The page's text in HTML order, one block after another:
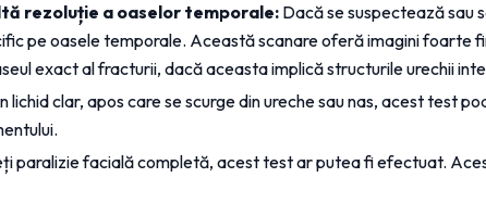
rezoluție a oaselor temporale: Dacă se suspectează sau
pe oasele temporale. Această scanare oferă imagini foarte
exact al fracturii, dacă aceasta implică structurile urechii
lichid clar, apos care se scurge din ureche sau nas, acest test
paralizie facială completă, acest test ar putea fi efectuat.